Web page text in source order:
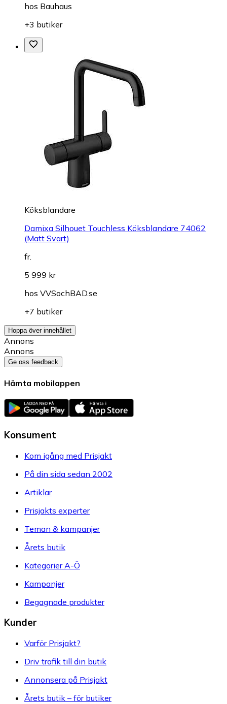
hos Bauhaus
+3 butiker
Köksblandare
Damixa Silhouet Touchless Köksblandare 74062
(Matt Svart)
fr.
5 999 kr
hos VVSochBAD.se
+7 butiker
Hoppa över innehållet
Annons
Annons
Ge oss feedback
Hämta mobilappen
Konsument
Kom igång med Prisjakt
På din sida sedan 2002
Artiklar
Prisjakts experter
Teman & kampanjer
Årets butik
Kategorier A-Ö
Kampanjer
Begagnade produkter
Kunder
Varför Prisjakt?
Driv trafik till din butik
Annonsera på Prisjakt
Årets butik – för butiker